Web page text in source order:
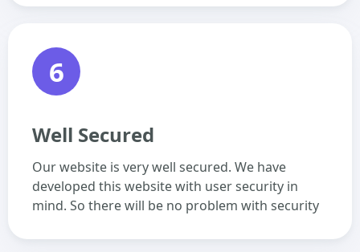
6
Well Secured
Our website is very well secured. We have
developed this website with user security in
mind. So there will be no problem with security